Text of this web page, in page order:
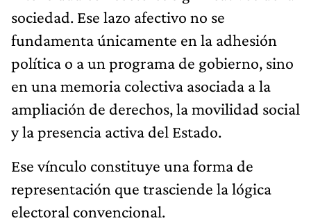
sociedad. Ese lazo afectivo no se
fundamenta únicamente en la adhesión
política o a un programa de gobierno, sino
en una memoria colectiva asociada a la
ampliación de derechos, la movilidad social
y la presencia activa del Estado.
Ese vínculo constituye una forma de
representación que trasciende la lógica
electoral convencional.